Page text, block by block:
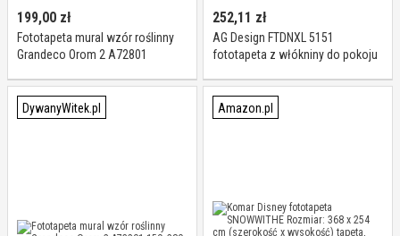
199,00 zł
Fototapeta mural wzór roślinny
Grandeco Orom 2 A72801
252,11 zł
AG Design FTDNXL 5151
fototapeta z włókniny do pokoju
wielokolorowa
DywanyWitek.pl
Amazon.pl